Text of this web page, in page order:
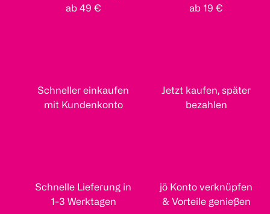
ab 49 €
ab 19 €
Schneller einkaufen
mit Kundenkonto
Jetzt kaufen, später
bezahlen
Schnelle Lieferung in
1-3 Werktagen
jö Konto verknüpfen
& Vorteile genießen